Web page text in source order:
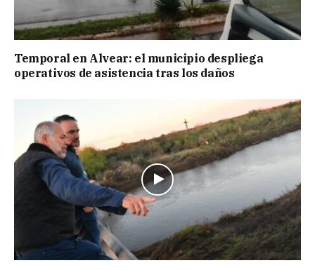
Temporal en Alvear: el municipio despliega
operativos de asistencia tras los daños